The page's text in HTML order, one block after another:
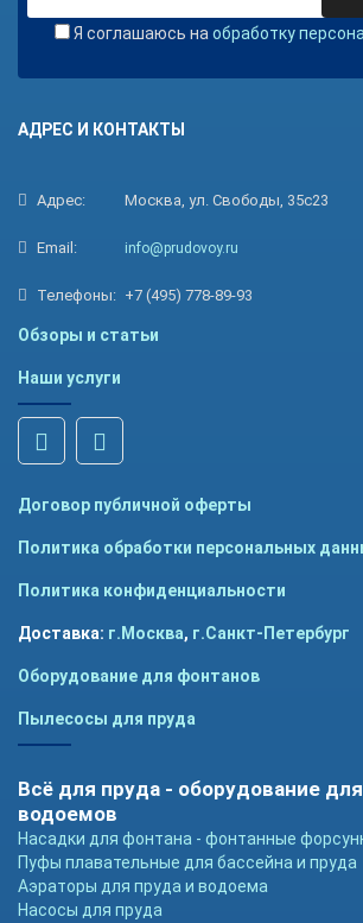
Я соглашаюсь на обработку
АДРЕС И КОНТАКТЫ
Адрес: Москва, ул. Свободы, 35с23
Email: info@prudovoy.ru
Телефоны: +7 (495) 778-89-93
Обзоры и статьи
Наши услуги
Договор публичной оферты
Политика обработки персональных
Политика конфиденциальности
Доставка: г.Москва, г.Санкт-Петербург
Оборудование для фонтанов
Пылесосы для пруда
Всё для пруда - оборудование
водоемов
Насадки для фонтана - фонтанные
Пуфы плавательные для бассейна и пруда
Аэраторы для пруда и водоема
Насосы для пруда